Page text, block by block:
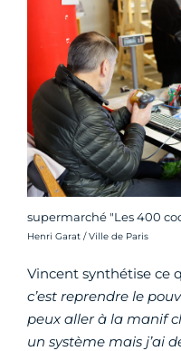
supermarché "Les 400
Crédit photo :
Henri Garat / Ville de Paris
Vincent synthétise ce
c’est reprendre le
peux aller à la manif
un système mais j’ai